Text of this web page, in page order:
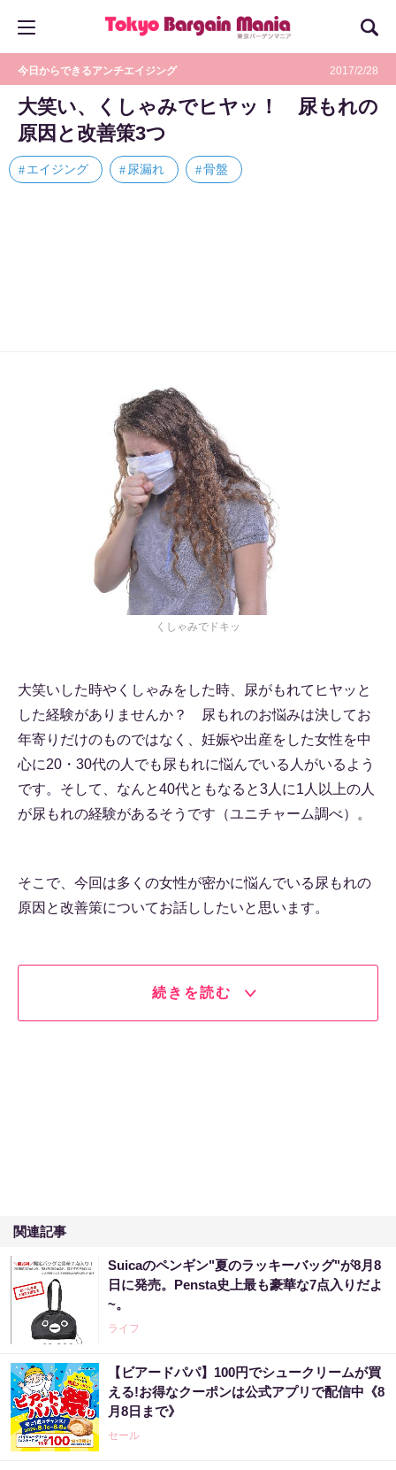
今日からできるアンチエイジング 2017/2/28
大笑い、くしゃみでヒヤッ！ 尿もれの
原因と改善策3つ
エイジング 尿漏れ 骨盤
くしゃみでドキッ
大笑いした時やくしゃみをした時、尿がもれてヒヤッと
した経験がありませんか？ 尿もれのお悩みは決してお
年寄りだけのものではなく、妊娠や出産をした女性を中
心に20・30代の人でも尿もれに悩んでいる人がいるよう
です。そして、なんと40代ともなると3人に1人以上の人
が尿もれの経験があるそうです（ユニチャーム調べ）。
そこで、今回は多くの女性が密かに悩んでいる尿もれの
原因と改善策についてお話ししたいと思います。
続きを読む
関連記事
Suicaのペンギン"夏のラッキーバッグ"が8月8
日に発売。Pensta史上最も豪華な7点入りだよ
~。
ライフ
【ビアードパパ】100円でシュークリームが買
える!お得なクーポンは公式アプリで配信中《8
月8日まで》
セール